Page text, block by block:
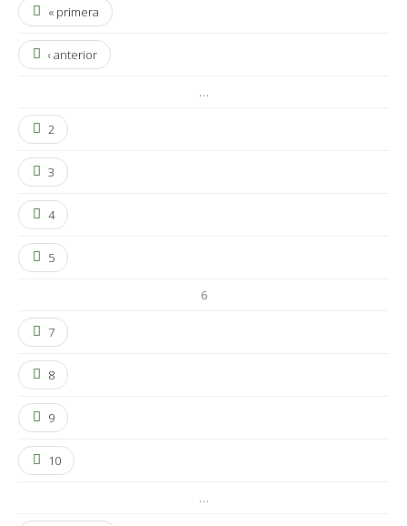
« primera
‹ anterior
…
2
3
4
5
6
7
8
9
10
…